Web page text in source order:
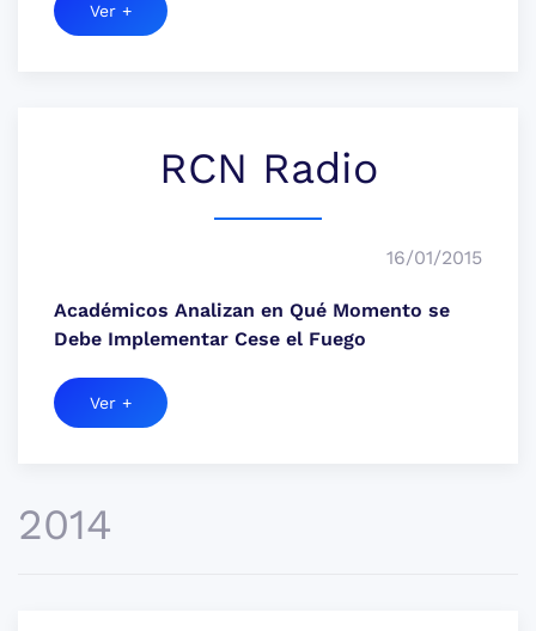
Ver +
RCN Radio
16/01/2015
Académicos Analizan en Qué Momento se
Debe Implementar Cese el Fuego
Ver +
2014